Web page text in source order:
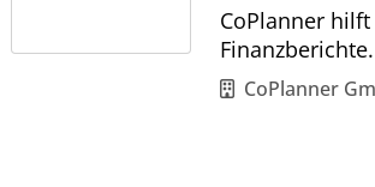
CoPlanner
Finanzberichte.
CoPlanner